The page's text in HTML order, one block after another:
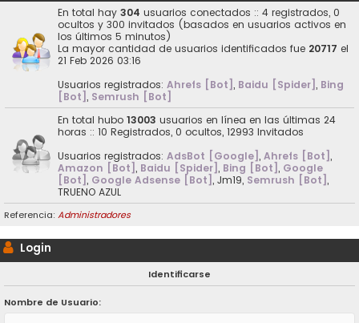
En total hay 304 usuarios conectados :: 4 registrados, 0
ocultos y 300 invitados (basados en usuarios activos en
los últimos 5 minutos)
La mayor cantidad de usuarios identificados fue 20717 el
21 Feb 2026 03:16
Usuarios registrados: Ahrefs [Bot], Baidu [Spider], Bing
[Bot], Semrush [Bot]
En total hubo 13003 usuarios en línea en las últimas 24
horas :: 10 Registrados, 0 ocultos, 12993 Invitados
Usuarios registrados: AdsBot [Google], Ahrefs [Bot],
Amazon [Bot], Baidu [Spider], Bing [Bot], Google
[Bot], Google Adsense [Bot], Jm19, Semrush [Bot],
TRUENO AZUL
Referencia: Administradores
Login
Identificarse
Nombre de Usuario: